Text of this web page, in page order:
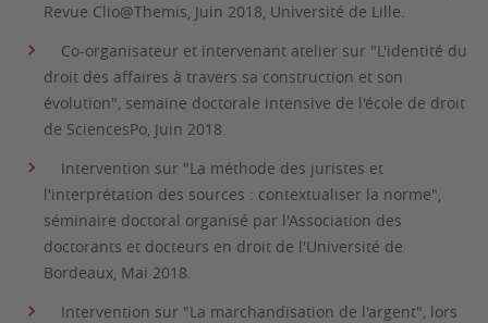
Revue Clio@Themis, Juin 2018, Université de Lille.
Co-organisateur et intervenant atelier sur "L'identité du
droit des affaires à travers sa construction et son
évolution", semaine doctorale intensive de l'école de droit
de SciencesPo, Juin 2018.
Intervention sur "La méthode des juristes et
l'interprétation des sources : contextualiser la norme",
séminaire doctoral organisé par l'Association des
doctorants et docteurs en droit de l'Université de
Bordeaux, Mai 2018.
Intervention sur "La marchandisation de l'argent", lors